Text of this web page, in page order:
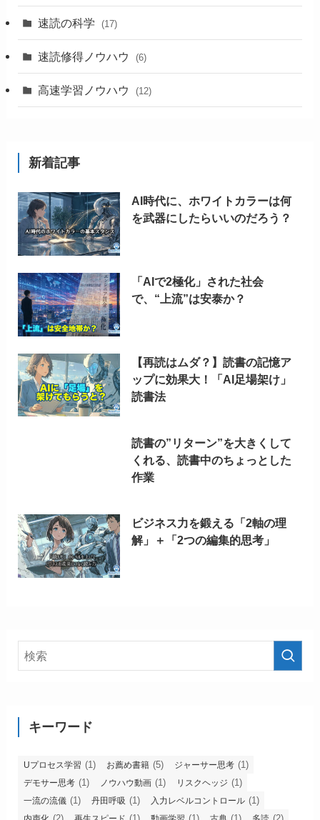
速読の科学 (17)
速読修得ノウハウ (6)
高速学習ノウハウ (12)
新着記事
AI時代に、ホワイトカラーは何
を武器にしたらいいのだろう？
「AIで2極化」された社会
で、“上流”は安泰か？
【再読はムダ？】読書の記憶ア
ップに効果大！「AI足場架け」
読書法
読書の”リターン”を大きくして
くれる、読書中のちょっとした
作業
ビジネス力を鍛える「2軸の理
解」＋「2つの編集的思考」
キーワード
Uプロセス学習 (1) お薦め書籍 (5) ジャーサー思考 (1)
デモサー思考 (1) ノウハウ動画 (1) リスクヘッジ (1)
一流の流儀 (1) 丹田呼吸 (1) 入力レベルコントロール (1)